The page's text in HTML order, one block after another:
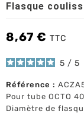
Flasque
8,67 € TTC
5 / 5
Référence :
Pour tube OCTO 40
Diamètre de